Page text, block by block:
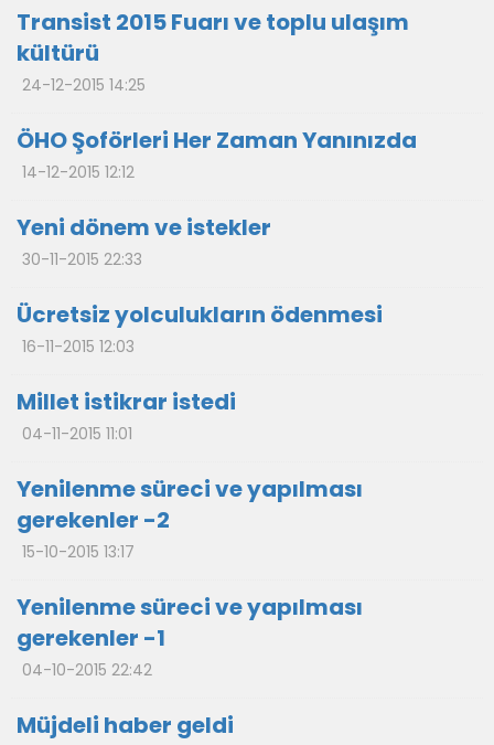
Transist 2015 Fuarı ve toplu ulaşım
kültürü
24-12-2015 14:25
ÖHO Şoförleri Her Zaman Yanınızda
14-12-2015 12:12
Yeni dönem ve istekler
30-11-2015 22:33
Ücretsiz yolculukların ödenmesi
16-11-2015 12:03
Millet istikrar istedi
04-11-2015 11:01
Yenilenme süreci ve yapılması
gerekenler -2
15-10-2015 13:17
Yenilenme süreci ve yapılması
gerekenler -1
04-10-2015 22:42
Müjdeli haber geldi